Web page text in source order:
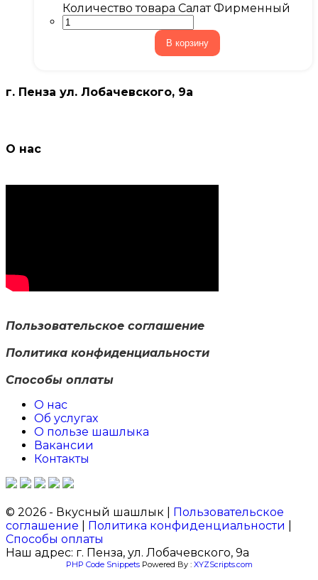
Количество товара Салат Фирменный
В корзину
г. Пенза ул. Лобачевского, 9а
О нас
Пользовательское соглашение
Политика конфиденциальности
Способы оплаты
О нас
Об услугах
О пользе шашлыка
Вакансии
Контакты
© 2026 - Вкусный шашлык | Пользовательское
соглашение
Политика конфиденциальности
Способы оплаты
Наш адрес: г. Пенза, ул. Лобачевского, 9а
PHP Code SnippetsPowered By : XYZScripts.com